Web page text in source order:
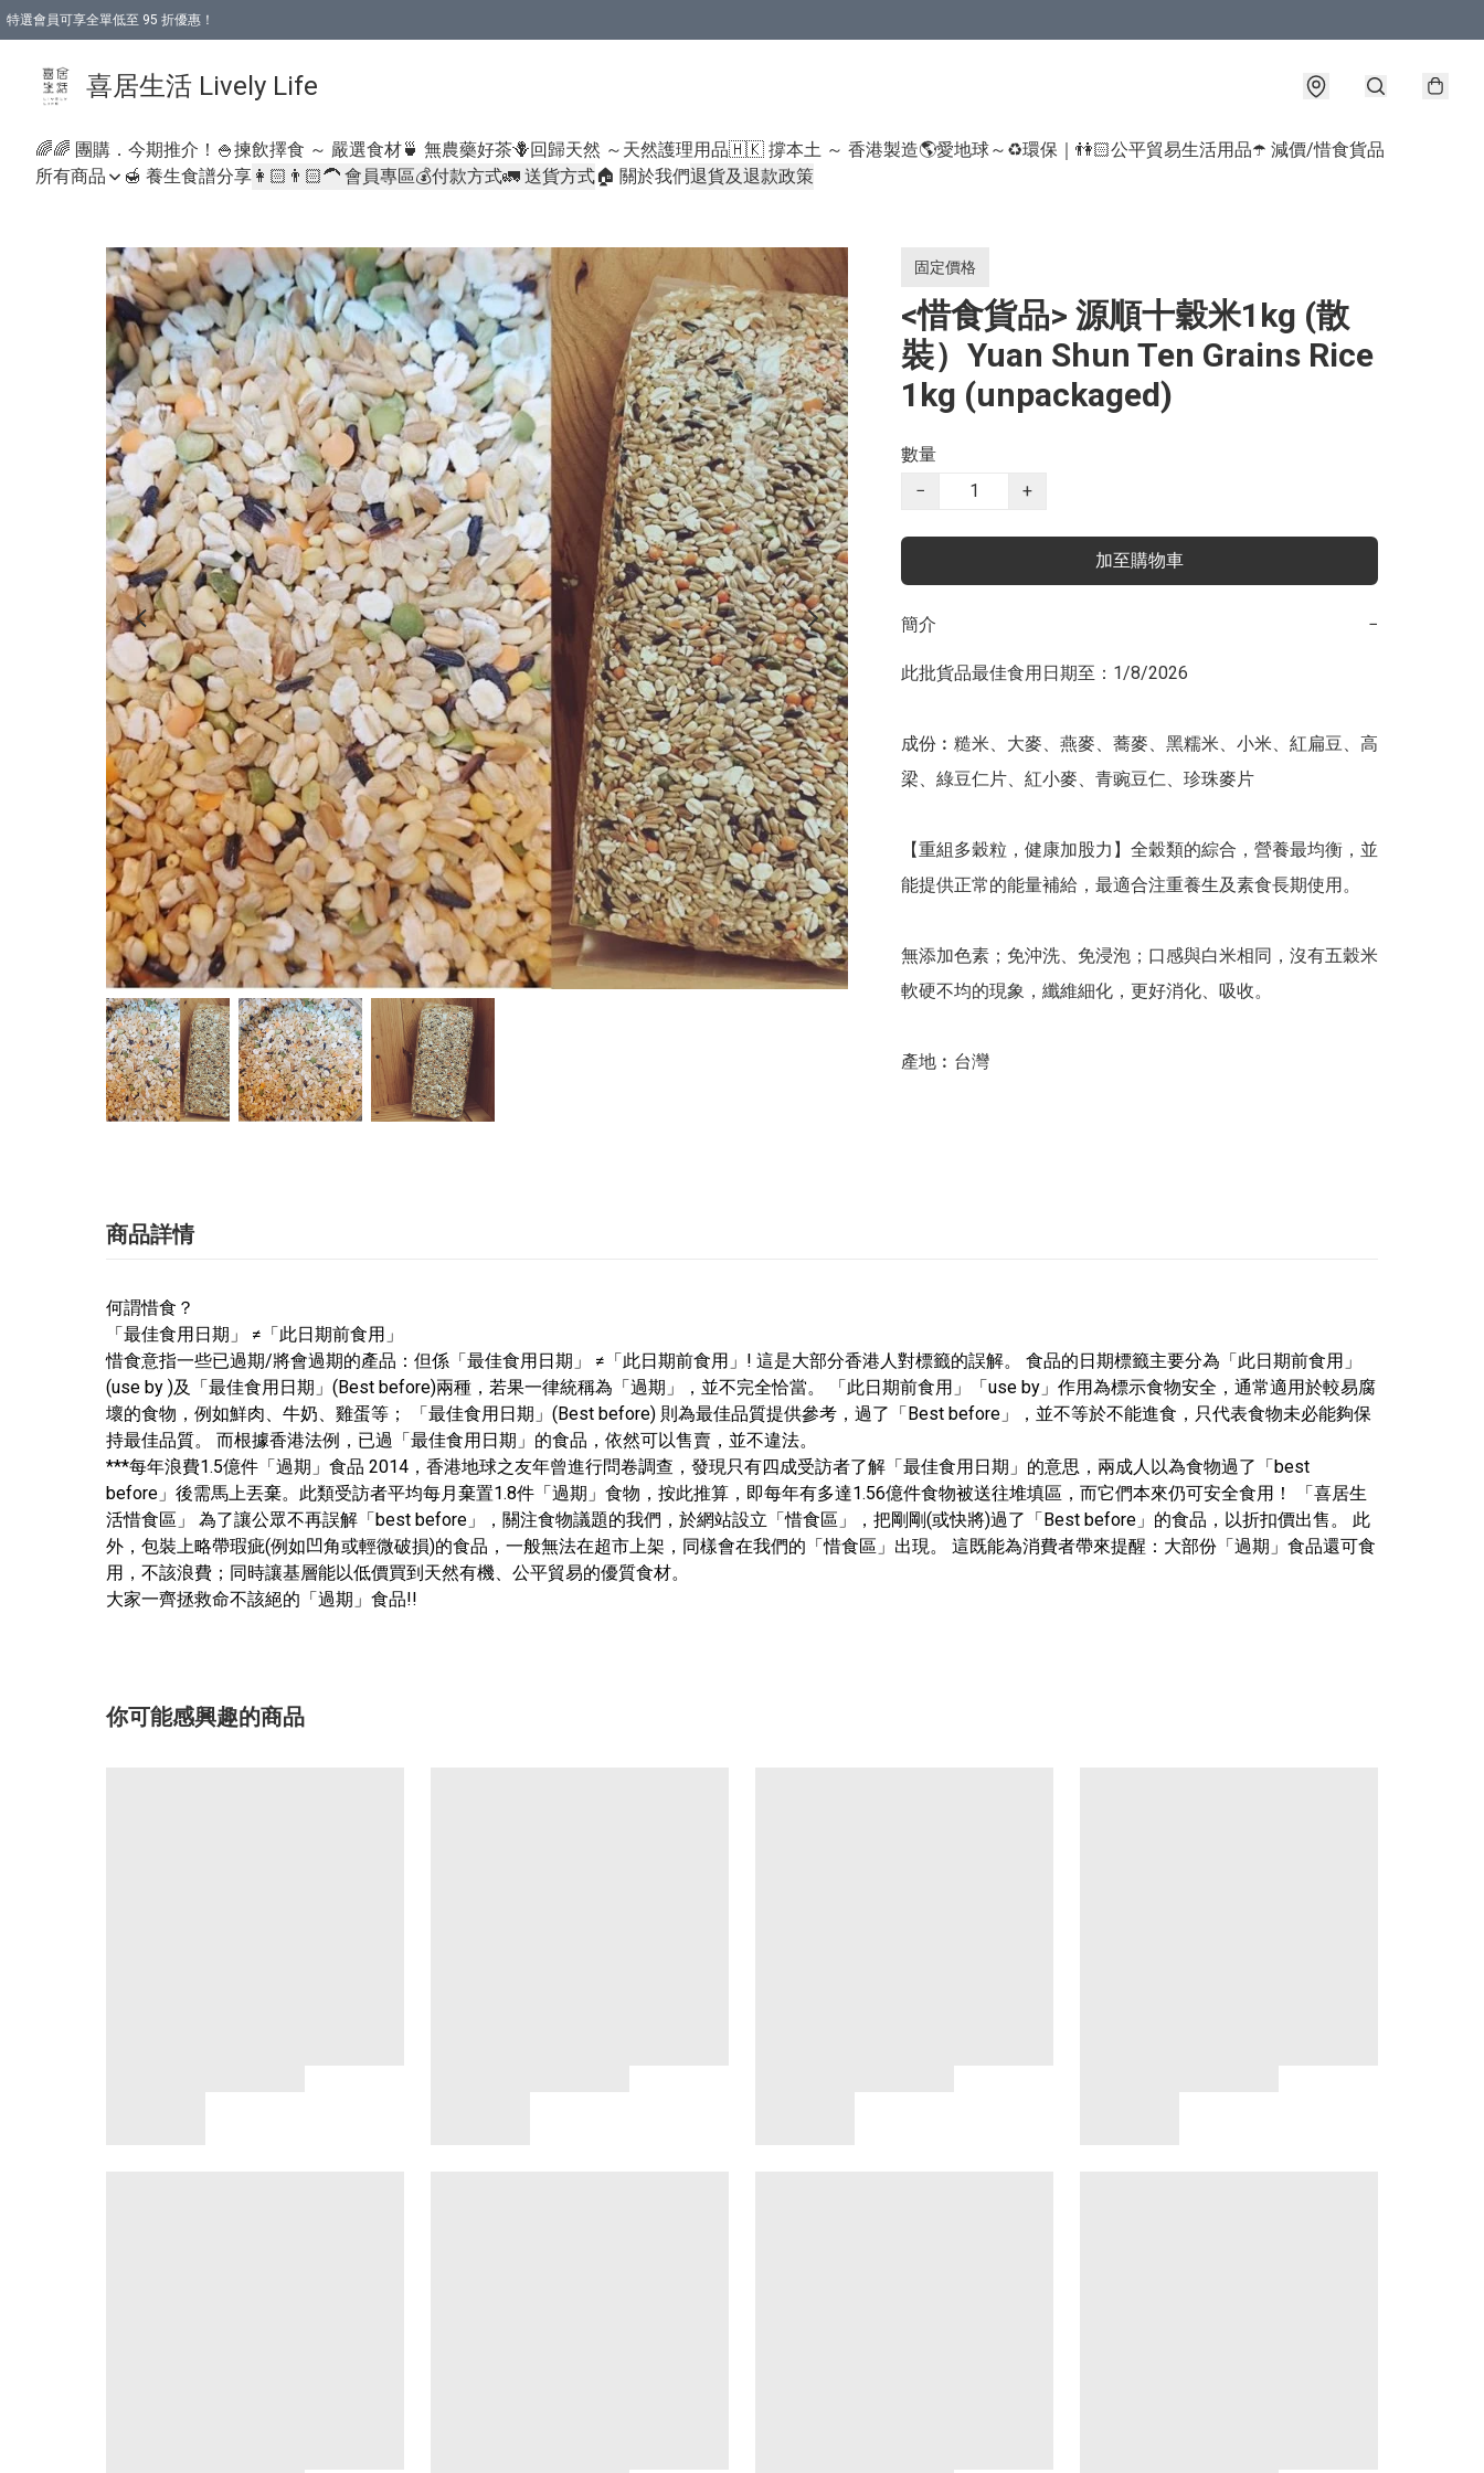
特選會員可享全單低至 95 折優惠！
喜居生活 Lively Life
🌈🌈 團購．今期推介！ 🍚揀飲擇食 ～ 嚴選食材🍵 無農藥好茶🪻回歸天然 ～天然護理用品🇭🇰 撐本土 ～ 香港製造🌎愛地球～♻️環保｜👫🏻公平貿易生活用品☂️ 減價/惜食貨品
所有商品
🍯 養生食譜分享 👩🏻👨🏻‍🦱 會員專區💰付款方式🚛 送貨方式🏠 關於我們退貨及退款政策
固定價格
<惜食貨品> 源順十穀米1kg (散
裝）Yuan Shun Ten Grains Rice
1kg (unpackaged)
數量
−
+
加至購物車
簡介 −
此批貨品最佳食用日期至：1/8/2026
成份︰糙米、大麥、燕麥、蕎麥、黑糯米、小米、紅扁豆、高
梁、綠豆仁片、紅小麥、青豌豆仁、珍珠麥片
【重組多穀粒，健康加股力】全穀類的綜合，營養最均衡，並
能提供正常的能量補給，最適合注重養生及素食長期使用。
無添加色素；免沖洗、免浸泡；口感與白米相同，沒有五穀米
軟硬不均的現象，纖維細化，更好消化、吸收。
商品詳情
何謂惜食？
「最佳食用日期」 ≠「此日期前食用」
惜食意指一些已過期/將會過期的產品：但係「最佳食用日期」 ≠「此日期前食用」! 這是大部分香港人對標籤的誤解。 食品的日期標籤主要分為「此日期前食用」
(use by )及「最佳食用日期」(Best before)兩種，若果一律統稱為「過期」，並不完全恰當。 「此日期前食用」「use by」作用為標示食物安全，通常適用於較易腐
壞的食物，例如鮮肉、牛奶、雞蛋等； 「最佳食用日期」(Best before) 則為最佳品質提供參考，過了「Best before」，並不等於不能進食，只代表食物未必能夠保
持最佳品質。 而根據香港法例，已過「最佳食用日期」的食品，依然可以售賣，並不違法。
***每年浪費1.5億件「過期」食品 2014，香港地球之友年曾進行問卷調查，發現只有四成受訪者了解「最佳食用日期」的意思，兩成人以為食物過了「best
before」後需馬上丟棄。此類受訪者平均每月棄置1.8件「過期」食物，按此推算，即每年有多達1.56億件食物被送往堆填區，而它們本來仍可安全食用！ 「喜居生
活惜食區」 為了讓公眾不再誤解「best before」，關注食物議題的我們，於網站設立「惜食區」，把剛剛(或快將)過了「Best before」的食品，以折扣價出售。 此
外，包裝上略帶瑕疵(例如凹角或輕微破損)的食品，一般無法在超市上架，同樣會在我們的「惜食區」出現。 這既能為消費者帶來提醒：大部份「過期」食品還可食
用，不該浪費；同時讓基層能以低價買到天然有機、公平貿易的優質食材。
大家一齊拯救命不該絕的「過期」食品!!
你可能感興趣的商品